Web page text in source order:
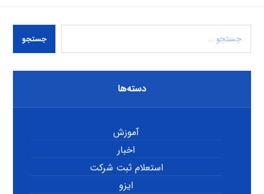
جستجو
دسته‌ها
آموزش
اخبار
استعلام ثبت شرکت
ایزو